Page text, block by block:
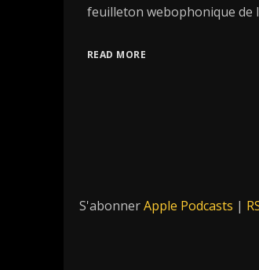
feuilleton webophonique de
READ MORE
S'abonnerApple Podcasts |